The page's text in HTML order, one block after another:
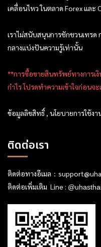
เคลื่อนไหว ในตลาด Forex และ
เราไม่สนับสนุนการชักชวนเทรด
กลางแบ่งปันความรู้เท่านั้น
**การซื้อขายสินทรัพย์ทางการเ
กำไร โปรดทำความเข้าใจก่อน
ข้อมูลลิขสิทธิ์ , นโยบายการใช้งา
ติดต่อเรา
ติดต่อทางอีเมล：
ติดต่อเพิ่มเติม Line :